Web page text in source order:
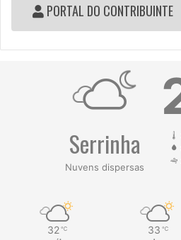
PORTAL DO CONTRIBUINTE
Serrinha
Nuvens dispersas
32 ℃ 33 ℃